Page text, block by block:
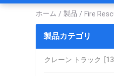
ホーム / 製品 / Fire
製品カテゴリ
クレーン トラック